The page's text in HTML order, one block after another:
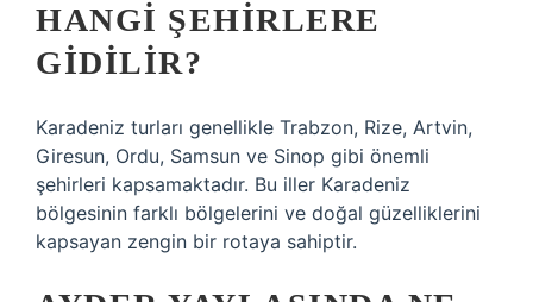
HANGI ŞEHIRLERE
GIDILIR?
Karadeniz turları genellikle Trabzon, Rize, Artvin,
Giresun, Ordu, Samsun ve Sinop gibi önemli
şehirleri kapsamaktadır. Bu iller Karadeniz
bölgesinin farklı bölgelerini ve doğal güzelliklerini
kapsayan zengin bir rotaya sahiptir.